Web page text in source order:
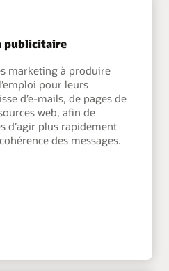
publicitaire
marketing à produire
pour leurs
d’e-mails, de pages de
web, afin de
d’agir plus rapidement
des messages.